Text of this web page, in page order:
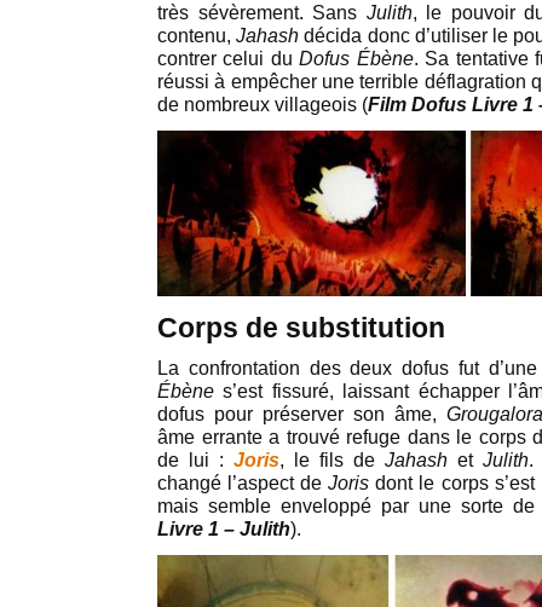
très sévèrement. Sans Julith, le pouvoir
contenu,Jahash décida donc d’utiliser le
contrer celui duDofus Ébène. Sa tentative
réussi à empêcher une terrible déflagration
de nombreux villageois (Film Dofus Livre 1
Corps de substitution
La confrontation des deux dofus fut
Ébène s’est fissuré, laissant échapper
dofus pour préserver son âme,
âme errante a trouvé refuge dans le corps
de lui : Joris, le fils de Jahash et Julith.
changé l’aspect deJoris dont le corps
mais semble enveloppé par une sorte
Livre 1 – Julith).